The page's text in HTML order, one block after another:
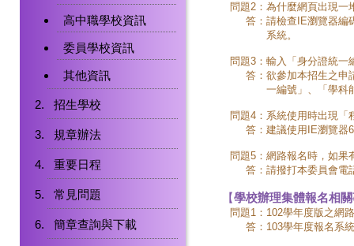
高中職學校資訊
委員學校資訊
其他資訊
招生學校
規章辦法
重要日程
常見問題
簡章查詢與下載
問題2： 為什麼網頁出現一
答： 請檢查IE瀏覽器
系統。
問題3： 輸入「身分證統一
答： 欲參加本招生之申
一編號」、「學科
問題4： 系統使用時出現「
答： 建議使用IE瀏覽器
問題5： 網路報名時，如果
答： 請撥打本委員會電
【學校辦理集體報名相
問題1： 102學年度版之網
答： 103學年度報名系